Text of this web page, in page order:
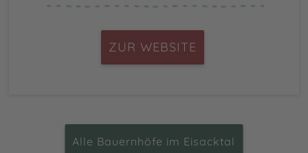
ZUR WEBSITE
Alle Bauernhöfe im Eisacktal